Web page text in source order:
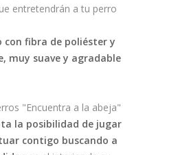
entretendrán a tu perro
con fibra de poliéster y
muy suave y agradable
"Encuentra a la abeja"
la posibilidad de jugar
contigo buscando a